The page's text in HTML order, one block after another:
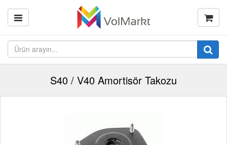
S40 / V40 Amortisör Takozu